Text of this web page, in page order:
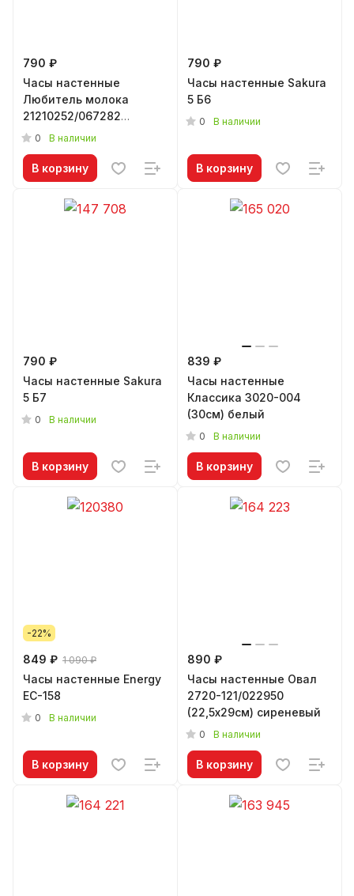
790 ₽
Часы настенные
Любитель молока
21210252/067282
(24,5см)
0 В наличии
В корзину
790 ₽
Часы настенные Sakura
5 Б6
0 В наличии
В корзину
790 ₽
Часы настенные Sakura
5 Б7
0 В наличии
В корзину
839 ₽
Часы настенные
Классика 3020-004
(30см) белый
0 В наличии
В корзину
-22%
849 ₽ 1 090 ₽
Часы настенные Energy
EC-158
0 В наличии
В корзину
890 ₽
Часы настенные Овал
2720-121/022950
(22,5х29см) сиреневый
0 В наличии
В корзину